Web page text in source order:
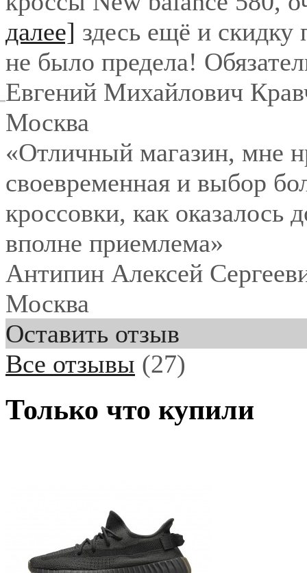
далее] здесь ещё и
не было предела!
Евгений Михайлович
Москва
«Отличный магазин, мне
своевременная и выбор
кроссовки, как оказалось
вполне приемлема»
Антипин Алексей
Москва
Оставить отзыв
Все отзывы (27)
Только что купили